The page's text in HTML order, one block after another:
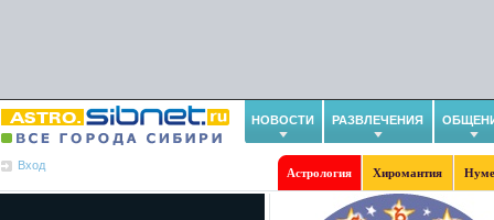
НОВОСТИ РАЗВЛЕЧЕНИЯ
Вход
Астрология Хиромантия